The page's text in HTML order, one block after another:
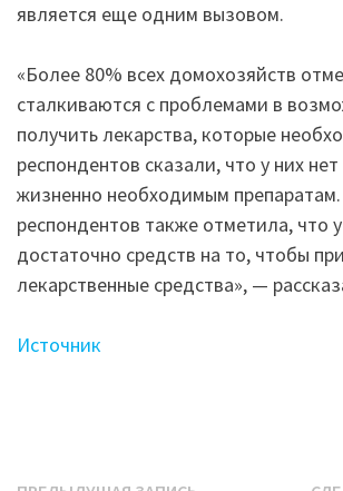
является еще одним вызовом.
«Более 80% всех домохозяйств
сталкиваются с проблемами в
получить лекарства, которые
респондентов сказали, что у них
жизненно необходимым препаратам.
респондентов также отметила, что
достаточно средств на то, чтобы
лекарственные средства», —
Источник